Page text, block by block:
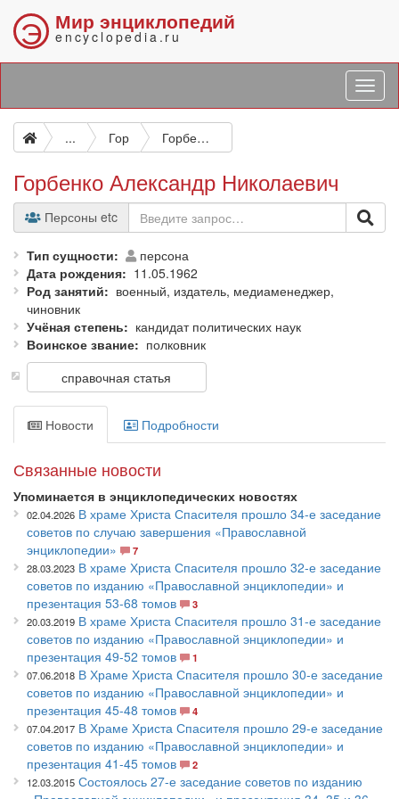
Э Мир энциклопедий
encyclopedia.ru
... Гор Горбенко Александр Николаевич
Горбенко Александр Николаевич
Персоны etc
Тип сущности
персона
Дата рождения
11.05.1962
Род занятий
военный, издатель, медиаменеджер,
чиновник
Учёная степень
кандидат политических наук
Воинское звание
полковник
справочная статья
Новости Подробности
Связанные новости
Упоминается в энциклопедических новостях
02.04.2026 В храме Христа Спасителя прошло 34-е заседание
советов по случаю завершения «Православной
энциклопедии»
7
28.03.2023 В храме Христа Спасителя прошло 32-е заседание
советов по изданию «Православной энциклопедии» и
презентация 53-68 томов
3
20.03.2019 В храме Христа Спасителя прошло 31-е заседание
советов по изданию «Православной энциклопедии» и
презентация 49-52 томов
1
07.06.2018 В Храме Христа Спасителя прошло 30-е заседание
советов по изданию «Православной энциклопедии» и
презентация 45-48 томов
4
07.04.2017 В Храме Христа Спасителя прошло 29-е заседание
советов по изданию «Православной энциклопедии» и
презентация 41-45 томов
2
12.03.2015 Состоялось 27-е заседание советов по изданию